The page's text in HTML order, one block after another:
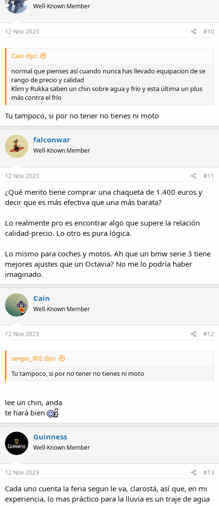
Well-Known Member
12 Nov 2023 #10
Cain dijo:
normal que pienses así cuando nunca has llevado equipacion de se
rango de precio y calidad
Klim y Rukka saben un chin sobre agua y frío y esta última un plus
más contra el frío
Tu tampoco, si por no tener no tienes ni moto
falconwar
Well-Known Member
12 Nov 2023 #11
¿Qué merito tiene comprar una chaqueta de 1.400 euros y
decir que es más efectiva que una más barata?
Lo realmente pro es encontrar algo que supere la relación
calidad-precio. Lo otro es pura lógica.
Lo mismo para coches y motos. Ah que un bmw serie 3 tiene
mejores ajustes que un Octavia? No me lo podría haber
imaginado.
Cain
Well-Known Member
12 Nov 2023 #12
sergio_902 dijo:
Tu tampoco, si por no tener no tienes ni moto
lee un chin, anda
te hará bien
Guinness
Well-Known Member
12 Nov 2023 #13
Cada uno cuenta la feria segun le va, clarostá, así que, en mi
experiencia, lo mas práctico para la lluvia es un traje de agua